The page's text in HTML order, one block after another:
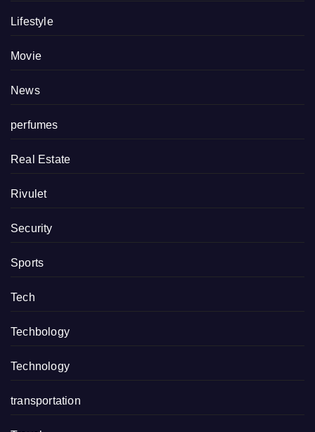
Lifestyle
Movie
News
perfumes
Real Estate
Rivulet
Security
Sports
Tech
Techbology
Technology
transportation